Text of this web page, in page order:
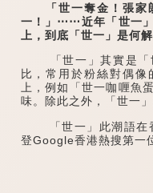
「世一奪金！張家朗
一！」⋯⋯近年「世一」
上，到底「世一」是何
「世一」其實是「
比，常用於粉絲對偶像
上，例如「世一咖喱魚
味。除此之外，「世一
「世一」此潮語在香
登Google香港熱搜第一